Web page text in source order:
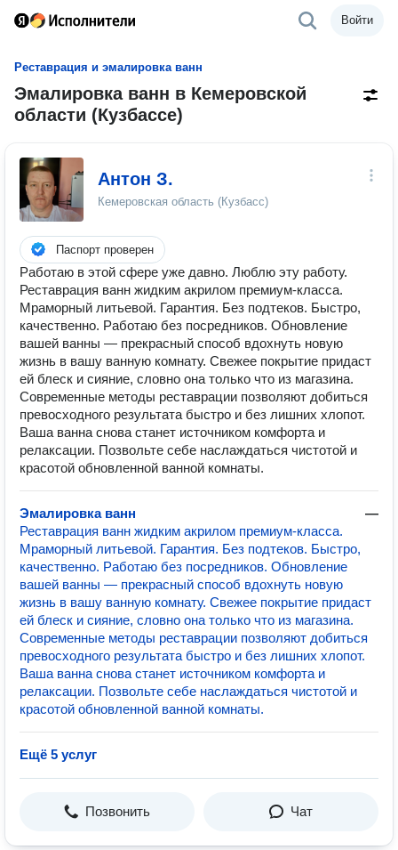
Войти
Реставрация и эмалировка ванн
Эмалировка ванн в Кемеровской
области (Кузбассе)
Антон З.
Кемеровская область (Кузбасс)
Паспорт проверен
Работаю в этой сфере уже давно. Люблю эту работу.
Реставрация ванн жидким акрилом премиум-класса.
Мраморный литьевой. Гарантия. Без подтеков. Быстро,
качественно. Работаю без посредников. Обновление
вашей ванны — прекрасный способ вдохнуть новую
жизнь в вашу ванную комнату. Свежее покрытие придаст
ей блеск и сияние, словно она только что из магазина.
Современные методы реставрации позволяют добиться
превосходного результата быстро и без лишних хлопот.
Ваша ванна снова станет источником комфорта и
релаксации. Позвольте себе наслаждаться чистотой и
красотой обновленной ванной комнаты.
Эмалировка ванн
—
Реставрация ванн жидким акрилом премиум-класса.
Мраморный литьевой. Гарантия. Без подтеков. Быстро,
качественно. Работаю без посредников. Обновление
вашей ванны — прекрасный способ вдохнуть новую
жизнь в вашу ванную комнату. Свежее покрытие придаст
ей блеск и сияние, словно она только что из магазина.
Современные методы реставрации позволяют добиться
превосходного результата быстро и без лишних хлопот.
Ваша ванна снова станет источником комфорта и
релаксации. Позвольте себе наслаждаться чистотой и
красотой обновленной ванной комнаты.
Ещё 5 услуг
Позвонить Чат